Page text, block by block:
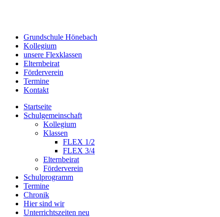
Grundschule Hönebach
Kollegium
unsere Flexklassen
Elternbeirat
Förderverein
Termine
Kontakt
Startseite
Schulgemeinschaft
Kollegium
Klassen
FLEX 1/2
FLEX 3/4
Elternbeirat
Förderverein
Schulprogramm
Termine
Chronik
Hier sind wir
Unterrichtszeiten neu